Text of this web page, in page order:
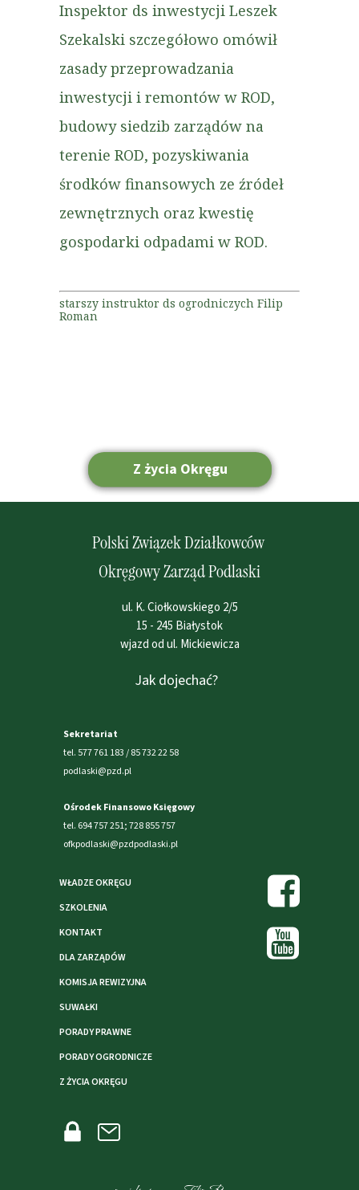
Z życia Okręgu
Strona główna
Inspektor ds inwestycji Leszek
Szekalski szczegółowo omówił
zasady przeprowadzania
inwestycji i remontów w ROD,
budowy siedzib zarządów na
terenie ROD, pozyskiwania
środków finansowych ze źródeł
zewnętrznych oraz kwestię
gospodarki odpadami w ROD.
starszy instruktor ds ogrodniczych Filip
Roman
Jak dojechać?
Polski Związek Działkowców
Okręgowy Zarząd Podlaski
ul. K. Ciołkowskiego 2/5
15 - 245 Białystok
wjazd od ul. Mickiewicza
Sekretariat
tel. 577 761 183 / 85 732 22 58
podlaski@pzd.pl
Ośrodek Finansowo Księgowy
tel. 694 757 251; 728 855 757
ofkpodlaski@pzdpodlaski.pl
WŁADZE OKRĘGU
SZKOLENIA
KONTAKT
DLA ZARZĄDÓW
KOMISJA REWIZYJNA
SUWAŁKI
PORADY PRAWNE
PORADY OGRODNICZE
Z ŻYCIA OKRĘGU